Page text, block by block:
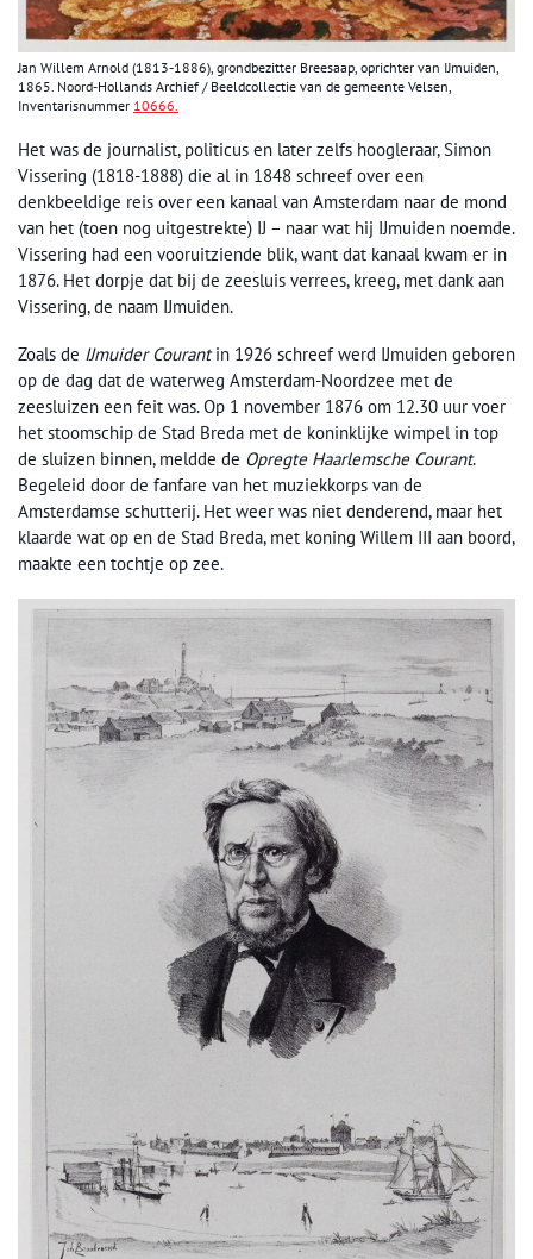
Jan Willem Arnold (1813-1886), grondbezitter Breesaap, oprichter van IJmuiden,
1865. Noord-Hollands Archief / Beeldcollectie van de gemeente Velsen,
Inventarisnummer 10666.
Het was de journalist, politicus en later zelfs hoogleraar, Simon
Vissering (1818-1888) die al in 1848 schreef over een
denkbeeldige reis over een kanaal van Amsterdam naar de mond
van het (toen nog uitgestrekte) IJ – naar wat hij IJmuiden noemde.
Vissering had een vooruitziende blik, want dat kanaal kwam er in
1876. Het dorpje dat bij de zeesluis verrees, kreeg, met dank aan
Vissering, de naam IJmuiden.
Zoals de IJmuider Courantin 1926 schreef werd IJmuiden geboren
op de dag dat de waterweg Amsterdam-Noordzee met de
zeesluizen een feit was. Op 1 november 1876 om 12.30 uur voer
het stoomschip de Stad Breda met de koninklijke wimpel in top
de sluizen binnen, meldde de Opregte Haarlemsche Courant.
Begeleid door de fanfare van het muziekkorps van de
Amsterdamse schutterij. Het weer was niet denderend, maar het
klaarde wat op en de Stad Breda, met koning Willem III aan boord,
maakte een tochtje op zee.